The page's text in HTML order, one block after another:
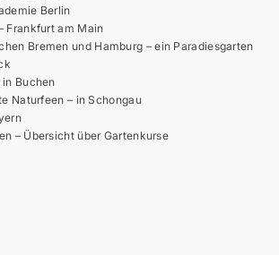
Berlin
Frankfurt am Main
Bremen und Hamburg – ein Paradiesgarten
Buchen
Naturfeen – in Schongau
– Übersicht über Gartenkurse